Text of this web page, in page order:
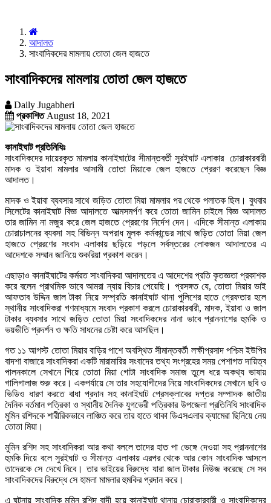
আদালত
সাংবাদিকদের মামলায় তোতা জেল হাজতে
সাংবাদিকদের মামলায় তোতা জেল হাজতে
Daily Jugabheri
প্রকাশিতAugust 18, 2021
কানাইঘাট প্রতিনিধিঃ
সাংবাদিকদের দায়েরকৃত মামলায় কানাইঘাটের সীমান্তবর্তী সুরইঘাট এলাকার চোরাকারবারী
মাদক ও ইয়াবা মামলার আসামী তোতা মিয়াকে জেল হাজতে প্রেরণ করেছেন বিজ্ঞ
আদালত।
মাদক ও ইয়াবা ব্যবসার সাথে জড়িত তোতা মিয়া মামলার পর থেকে পলাতক ছিল। বুধবার
সিলেটের কানাইঘাট বিজ্ঞ আদালতে আত্মসমর্পণ করে তোতা জামিন চাইলে বিজ্ঞ আদালত
তার জামিন না মজুর করে জেল হাজতে প্রেরণের নির্দেশ দেন। এদিকে সীমান্ত এলাকায়
চোরাচালনের ব্যবসা সহ বিভিন্ন অপরাধ মুলক কর্মকান্ডের সাথে জড়িত তোতা মিয়া জেল
হাজতে প্রেরণের সংবাদ এলাকায় ছড়িয়ে পড়লে সর্বস্তরের লোকজন আদালতের এ
আদেশকে সম্মান জানিয়ে শুকরিয়া প্রকাশ করেন।
এছাড়াও কানাইঘাটের কর্মরত সাংবাদিকরা আদালতের এ আদেশের প্রতি কৃতজ্ঞতা প্রকাশক
করে বলেন প্রাথমিক ভাবে আমরা ন্যায় বিচার পেয়েছি। প্রসঙ্গত যে, তোতা মিয়ার ভাই
আফতাব উদ্দিন জাল টাকা নিয়ে সম্প্রতি কানাইঘাট থানা পুলিশের হাতে গ্রেফতার হলে
স্থানীয় সাংবাদিকরা গণমাধ্যমে সংবাদ প্রকাশ করলে চোরাকারবারী, মাদক, ইয়াবা ও জাল
টাকার ব্যবসার সাথে জড়িত তোতা মিয়া সংবাদিকদের নানা ভাবে প্রাননাশের হুমকি ও
ভয়ভীতি প্রদর্শন ও ক্ষতি সাধনের চেষ্টা করে আসছিল।
গত ১১ আগস্ট তোতা মিয়ার বাড়ির পাশে অবস্থিত সীমান্তবর্তী লক্ষীপ্রসাদ পশ্চিম ইউপির
বাদশা বাজারে সাংবাদিকরা একটি মারামারির সংবাদের তথ্য সংগ্রহের সময় পেশাগত দায়িত্ব
পালনকালে সেখানে গিয়ে তোতা মিয়া গোটা সাংবাদিক সমাজ তুলে ধরে অকথ্য ভাষায়
গালিগালাজ শুরু করে। একপর্যায়ে সে তার সহযোগীদের নিয়ে সাংবাদিকদের সেখানে ছবি ও
ভিডিও ধারণ করতে বাধা প্রদান সহ কানাইঘাট প্রেসক্লাবের দপ্তর সম্পাদক জাতীয়
দৈনিক বর্তমান পত্রিকা ও স্থানীয় দৈনিক যুগভেরী পত্রিকার উপজেলা প্রতিনিধি সাংবাদিক
মুমিন রশিদকে শারীরিকভাবে লাঞ্চিত করে তার হাতে থাকা ডিএসএলার ক্যামেরা ছিনিয়ে নেয়
তোতা মিয়া।
মুমিন রশিদ সহ সাংবাদিকরা আর কথা বললে তাদের হাত পা ভেঙ্গে দেওয়া সহ প্রাননাশের
হুমকি দিয়ে বলে সুরইঘাট ও সীমান্ত এলাকায় এরপর থেকে আর কোন সাংবাদিক আসলে
তাদেরকে সে দেখে নিবে। তার ভাইয়ের বিরুদ্ধে যারা জাল টাকার নিউজ করেছে সে সব
সাংবাদিকদের বিরুদ্ধে সে হামলা মামলার হুমকির প্রদান করে।
এ ঘটনায় সাংবাদিক মুমিন রশিদ বাদী হয়ে কানাইঘাট থানায় চোরাকারবারী ও সাংবাদিকদের